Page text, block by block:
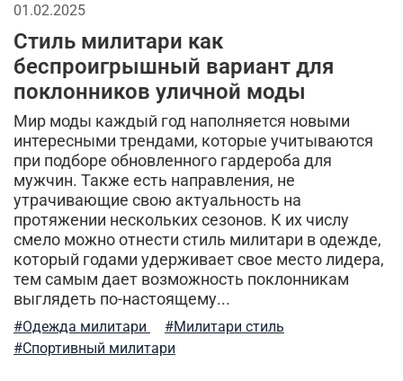
термофутболка мужская флисовая одежда
ma.strum аксессуары милитари стиль
стиль тактическая одежда для мужчин
стеганная куртка брюки на флисе
принт камуфляж осень мужской рюкзак
цветовая палитра бомберы хлопковая одежда
как выбрать одежду мужчине
долговечность одежда с принтом для мужчин
01.02.2025
Стиль милитари как
беспроигрышный вариант для
поклонников уличной моды
Мир моды каждый год наполняется новыми
интересными трендами, которые учитываются
при подборе обновленного гардероба для
мужчин. Также есть направления, не
утрачивающие свою актуальность на
протяжении нескольких сезонов. К их числу
смело можно отнести стиль милитари в одежде,
который годами удерживает свое место лидера,
тем самым дает возможность поклонникам
выглядеть по-настоящему...
#Одежда милитари
#Милитари стиль
#Спортивный милитари